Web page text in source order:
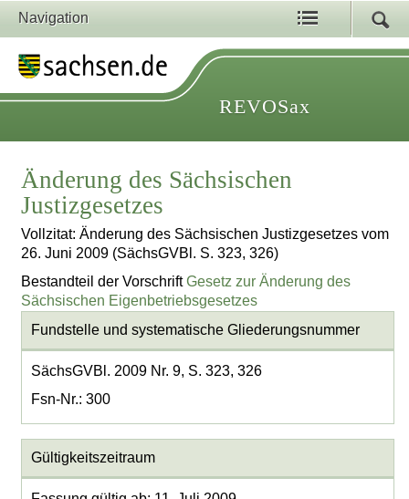
Navigation
REVOSax
Änderung des Sächsischen
Justizgesetzes
Vollzitat: Änderung des Sächsischen Justizgesetzes vom
26. Juni 2009 (SächsGVBl. S. 323, 326)
Bestandteil der VorschriftGesetz zur Änderung des
Sächsischen Eigenbetriebsgesetzes
Fundstelle und systematische Gliederungsnummer
SächsGVBl. 2009 Nr. 9, S. 323, 326
Fsn-Nr.: 300
Gültigkeitszeitraum